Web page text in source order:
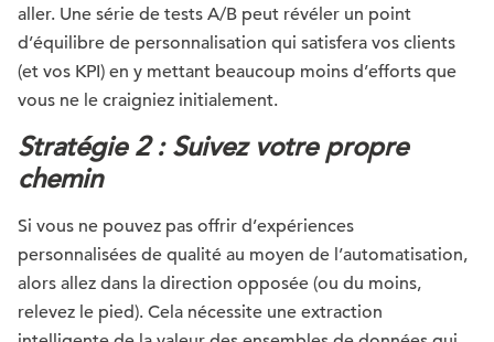
aller. Une série de tests A/B peut révéler un point
d’équilibre de personnalisation qui satisfera vos clients
(et vos KPI) en y mettant beaucoup moins d’efforts que
vous ne le craigniez initialement.
Stratégie 2 : Suivez votre propre
chemin
Si vous ne pouvez pas offrir d’expériences
personnalisées de qualité au moyen de l’automatisation,
alors allez dans la direction opposée (ou du moins,
relevez le pied). Cela nécessite une extraction